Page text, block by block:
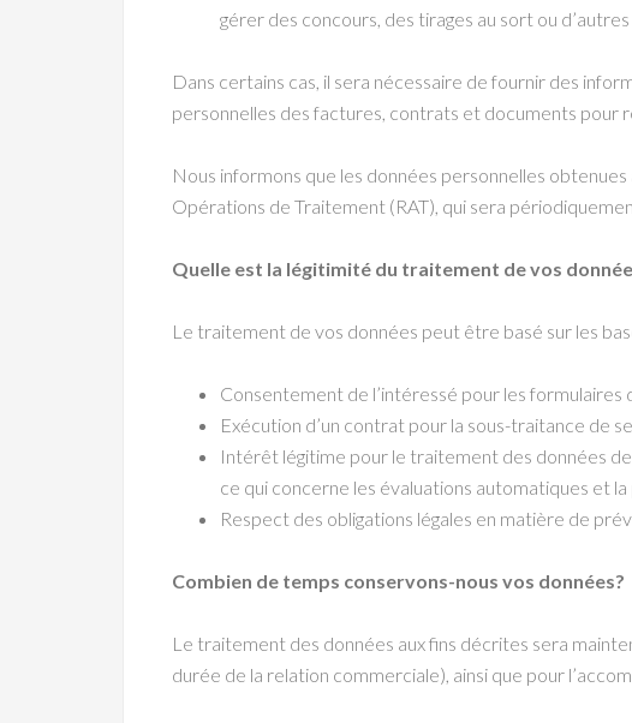
gérer des concours, des tirages au sort ou
Dans certains cas, il sera nécessaire de fournir des
personnelles des factures, contrats et documents pour
Nous informons que les données personnelles
Opérations de Traitement (RAT), qui sera
Quelle est la légitimité du traitement de vos
Le traitement de vos données peut être basé sur les
Consentement de l’intéressé pour les formulaires
Exécution d’un contrat pour la sous-traitance de
Intérêt légitime pour le traitement des données
ce qui concerne les évaluations automatiques et
Respect des obligations légales en matière de
Combien de temps conservons-nous vos données?
Le traitement des données aux fins décrites sera
durée de la relation commerciale), ainsi que pour